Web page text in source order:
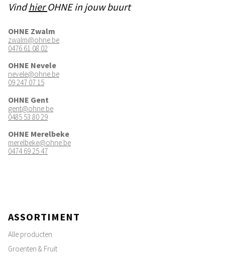
VindhierOHNE in jouw buurt
OHNE Zwalm
zwalm@ohne.be
0476 61 08 02
OHNE Nevele
nevele@ohne.be
09 247 07 15
OHNE Gent
gent@ohne.be
0485 53 80 29
OHNE Merelbeke
merelbeke@ohne.be
0474 69 25 47
ASSORTIMENT
Alle producten
Groenten & Fruit